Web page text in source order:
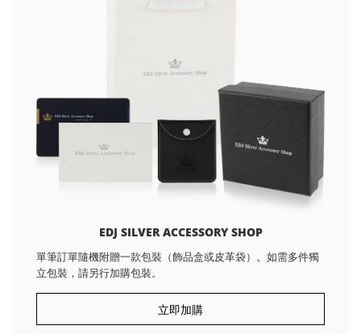
EDJ SILVER ACCESSORY SHOP
單筆訂單隨機附贈一款包裝（飾品盒或皮革袋）。如需多件獨
立包裝，請另行加購包裝。
立即加購